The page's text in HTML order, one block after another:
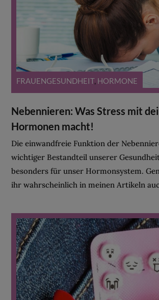
FRAUENGESUNDHEIT, HORMONE
Nebennieren: Was Stress mit
Hormonen macht!
Die einwandfreie Funktion der
wichtiger Bestandteil unserer
besonders für unser Hormonsystem.
ihr wahrscheinlich in meinen Artikeln